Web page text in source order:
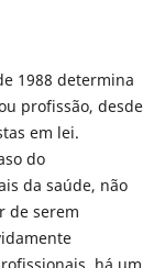
1988 determina
profissão, desde
em lei.
do
da saúde, não
de serem